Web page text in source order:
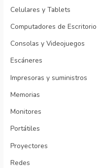
Celulares y Tablets
Computadores de Escritorio
Consolas y Videojuegos
Escáneres
Impresoras y suministros
Memorias
Monitores
Portátiles
Proyectores
Redes